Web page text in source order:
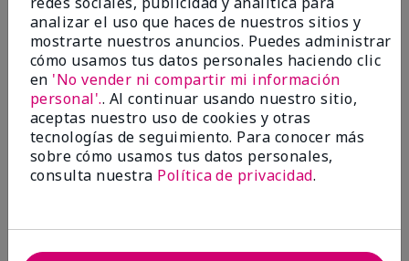
1 estrella
0
Evaluado por 2 clientes
analizar el uso que haces de nuestros sitios y
mostrarte nuestros anuncios. Puedes administrar
cómo usamos tus datos personales haciendo clic
en 'No vender ni compartir mi información
personal'.. Al continuar usando nuestro sitio,
aceptas nuestro uso de cookies y otras
tecnologías de seguimiento. Para conocer más
sobre cómo usamos tus datos personales,
consulta nuestra Política de privacidad.